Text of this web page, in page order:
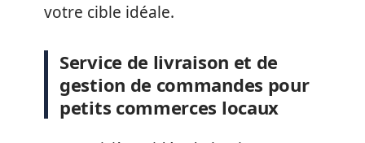
votre cible idéale.
Service de livraison et de
gestion de commandes pour
petits commerces locaux